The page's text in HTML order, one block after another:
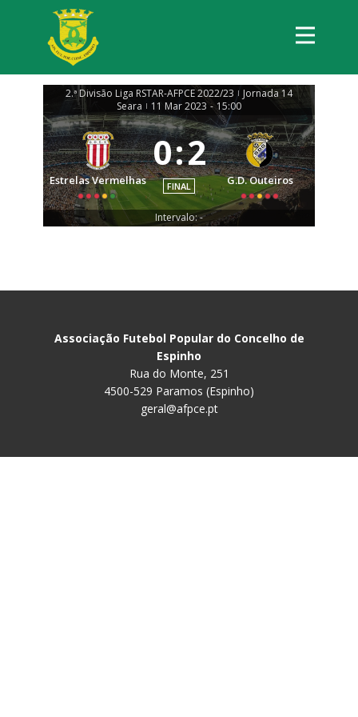
2.ª Divisão Liga RSTAR-AFPCE 2022/23 | Jornada 14
Seara | 11 Mar 2023 - 15:00
Estrelas Vermelhas
0:2
FINAL G.D. Outeiros
Intervalo: -
Associação Futebol Popular do Concelho de
Espinho
Rua do Monte, 251
4500-529 Paramos (Espinho)
geral@afpce.pt